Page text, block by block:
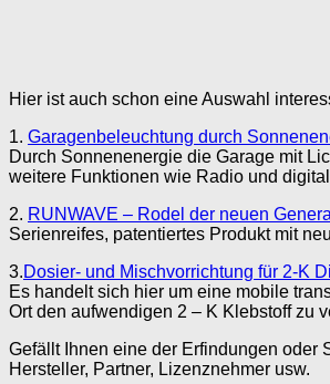
Hier ist auch schon eine Auswahl
1. Garagenbeleuchtung durch
Durch Sonnenenergie die Garage mit
weitere Funktionen wie Radio und
2. RUNWAVE – Rodel der neuen
Serienreifes, patentiertes Produkt mit
3.Dosier- und Mischvorrichtung für 2-K
Es handelt sich hier um eine mobile
Ort den aufwendigen 2 – K Klebstoff zu
Gefällt Ihnen eine der Erfindungen oder
Hersteller, Partner, Lizenznehmer usw.